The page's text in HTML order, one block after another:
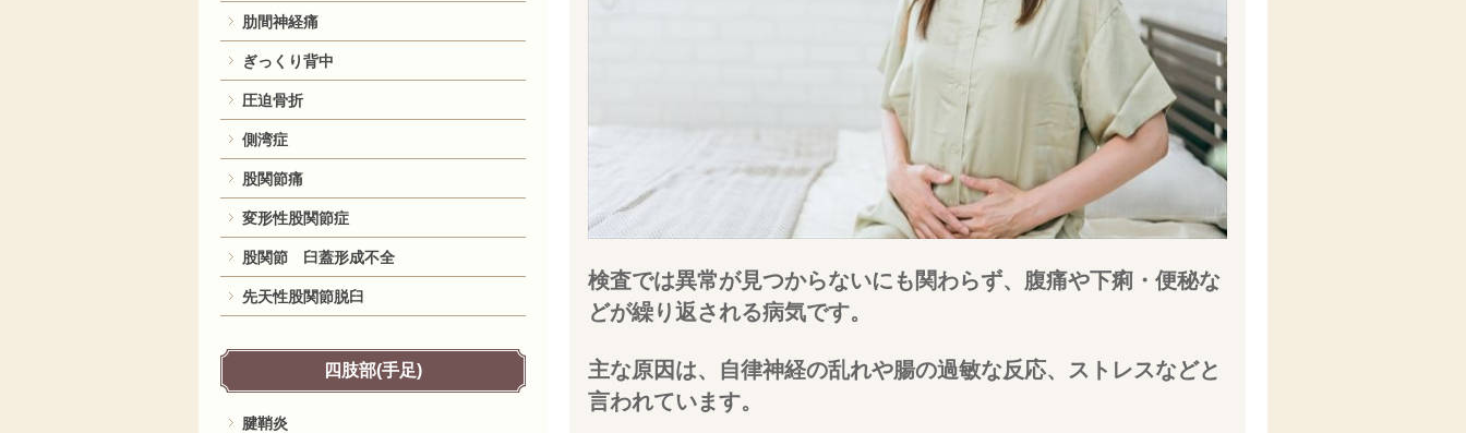
検査では異常が見つからないにも関わらず、腹痛や下痢・便秘な
どが繰り返される病気です。
主な原因は、自律神経の乱れや腸の過敏な反応、ストレスなどと
言われています。
肋間神経痛
ぎっくり背中
圧迫骨折
側湾症
股関節痛
変形性股関節症
股関節 臼蓋形成不全
先天性股関節脱臼
四肢部(手足)
腱鞘炎